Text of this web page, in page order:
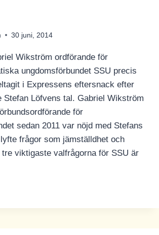
30 juni, 2014
Wikström ordförande för
ungdomsförbundet SSU precis
i Expressens eftersnack efter
Stefan Löfvens tal. Gabriel Wikström
för
sedan 2011 var nöjd med Stefans
frågor som jämställdhet och
viktigaste valfrågorna för SSU är